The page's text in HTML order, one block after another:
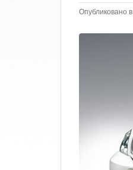
Опубликовано в